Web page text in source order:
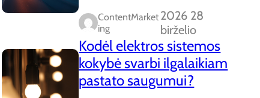
ContentMarket
Ing
2026 28
birželio
Kodėl elektros sistemos
kokybė svarbi ilgalaikiam
pastato saugumui?